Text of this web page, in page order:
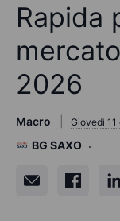
Rapida
2026
Macro Giovedì
BG SAXO